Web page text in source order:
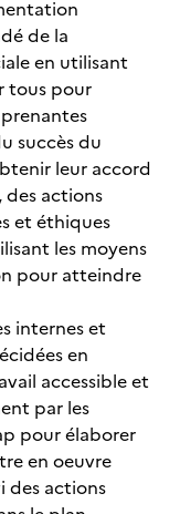
de la
en utilisant
tous pour
succès du
leur accord
des actions
et éthiques
les moyens
pour atteindre
internes et
en
accessible et
par les
pour élaborer
en oeuvre
des actions